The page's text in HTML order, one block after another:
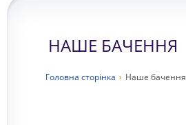
НАШЕ БАЧЕННЯ
Головна сторiнка › Наше бачення